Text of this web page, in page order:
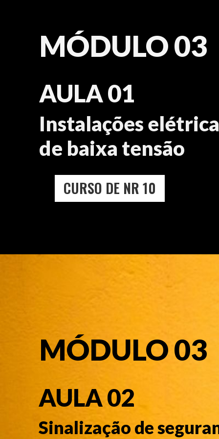
Instalações
de baixa tensão
AULA 01
MÓDULO 03
CURSO DE NR 10
Sinalização de
AULA 02
MÓDULO 03